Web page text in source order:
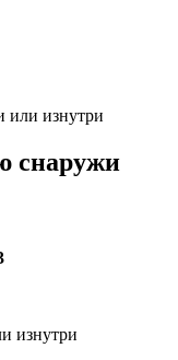
или изнутри
снаружи